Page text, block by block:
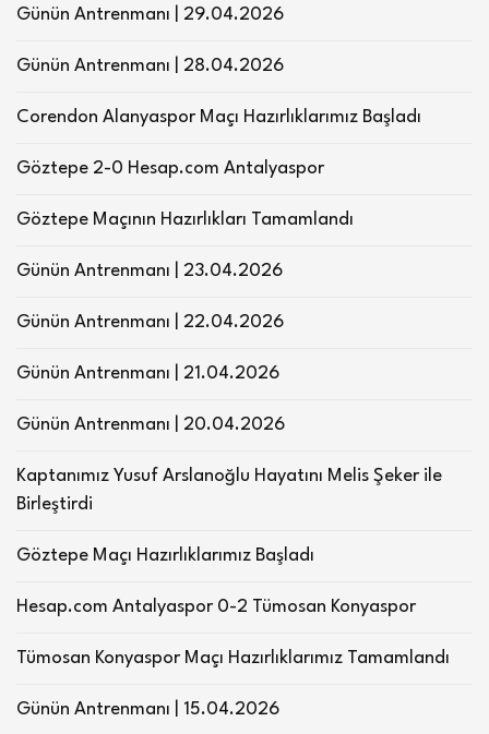
Günün Antrenmanı | 29.04.2026
Günün Antrenmanı | 28.04.2026
Corendon Alanyaspor Maçı Hazırlıklarımız Başladı
Göztepe 2-0 Hesap.com Antalyaspor
Göztepe Maçının Hazırlıkları Tamamlandı
Günün Antrenmanı | 23.04.2026
Günün Antrenmanı | 22.04.2026
Günün Antrenmanı | 21.04.2026
Günün Antrenmanı | 20.04.2026
Kaptanımız Yusuf Arslanoğlu Hayatını Melis Şeker ile
Birleştirdi
Göztepe Maçı Hazırlıklarımız Başladı
Hesap.com Antalyaspor 0-2 Tümosan Konyaspor
Tümosan Konyaspor Maçı Hazırlıklarımız Tamamlandı
Günün Antrenmanı | 15.04.2026